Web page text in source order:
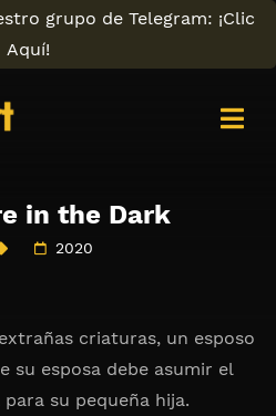
grupo de Telegram: ¡Clic
Aquí!
in the Dark
2020
criaturas, un esposo
su esposa debe asumir el
su pequeña hija.